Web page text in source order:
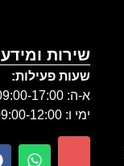
שירות ומידע
שעות פעילות:
א-ה: 09:00-17:00
ימי ו: 09:00-12:00